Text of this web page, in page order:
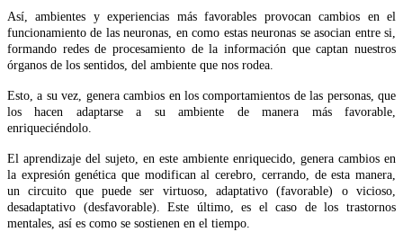
Así, ambientes y experiencias más favorables provocan cambios en el
funcionamiento de las neuronas, en como estas neuronas se asocian entre si,
formando redes de procesamiento de la información que captan nuestros
órganos de los sentidos, del ambiente que nos rodea.
Esto, a su vez, genera cambios en los comportamientos de las personas, que
los hacen adaptarse a su ambiente de manera más favorable,
enriqueciéndolo.
El aprendizaje del sujeto, en este ambiente enriquecido, genera cambios en
la expresión genética que modifican al cerebro, cerrando, de esta manera,
un circuito que puede ser virtuoso, adaptativo (favorable) o vicioso,
desadaptativo (desfavorable). Este último, es el caso de los trastornos
mentales, así es como se sostienen en el tiempo.